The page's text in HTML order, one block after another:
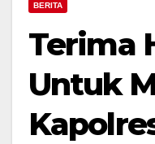
BERITA
Terima
Untuk